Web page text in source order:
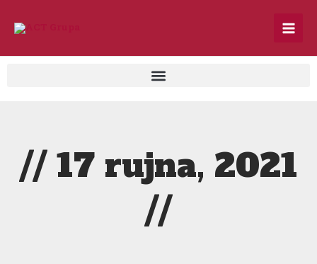
content
// 17 rujna, 2021
//